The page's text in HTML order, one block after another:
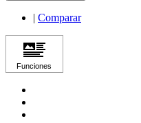
Comparar